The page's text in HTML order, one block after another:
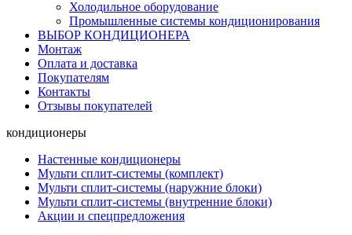
Холодильное оборудование
Промышленные системы кондиционирования
ВЫБОР КОНДИЦИОНЕРА
Монтаж
Оплата и доставка
Покупателям
Контакты
Отзывы покупателей
кондиционеры
Настенные кондиционеры
Мульти сплит-системы (комплект)
Мульти сплит-системы (наружние блоки)
Мульти сплит-системы (внутренние блоки)
Акции и спецпредложения